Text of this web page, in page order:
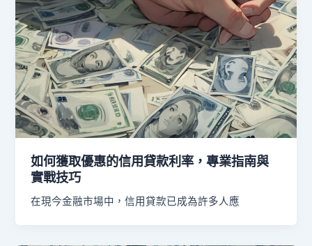
如何獲取優惠的信用貸款利率，專業指南與
實戰技巧
在現今金融市場中，信用貸款已成為許多人應